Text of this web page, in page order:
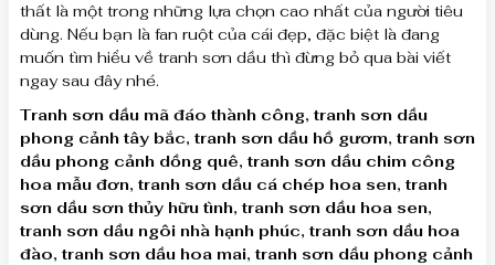
thất là một trong những lựa chọn cao nhất của người tiêu
dùng. Nếu bạn là fan ruột của cái đẹp, đặc biệt là đang
muốn tìm hiểu về tranh sơn dầu thì đừng bỏ qua bài viết
ngay sau đây nhé.
Tranh sơn dầu mã đáo thành công, tranh sơn dầu
phong cảnh tây bắc, tranh sơn dầu hồ gươm, tranh sơn
dầu phong cảnh dồng quê, tranh sơn dầu chim công
hoa mẫu đơn, tranh sơn dầu cá chép hoa sen, tranh
sơn dầu sơn thủy hữu tình, tranh sơn dầu hoa sen,
tranh sơn dầu ngôi nhà hạnh phúc, tranh sơn dầu hoa
đào, tranh sơn dầu hoa mai, tranh sơn dầu phong cảnh